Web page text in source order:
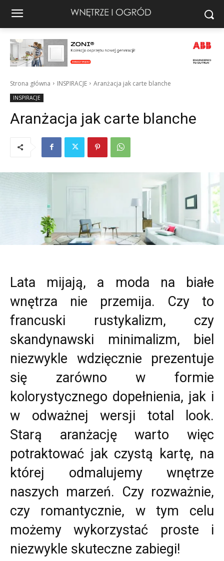
Strona główna INSPIRACJE Aranżacja jak carte blanche
INSPIRACJE
Aranżacja jak carte blanche
Lata mijają, a moda na białe
wnętrza nie przemija. Czy to
francuski rustykalizm, czy
skandynawski minimalizm, biel
niezwykle wdzięcznie prezentuje
się zarówno w formie
kolorystycznego dopełnienia, jak i
w odważnej wersji total look.
Starą aranżację warto więc
potraktować jak czystą kartę, na
której odmalujemy wnętrze
naszych marzeń. Czy rozważnie,
czy romantycznie, w tym celu
możemy wykorzystać proste i
niezwykle skuteczne zabiegi!